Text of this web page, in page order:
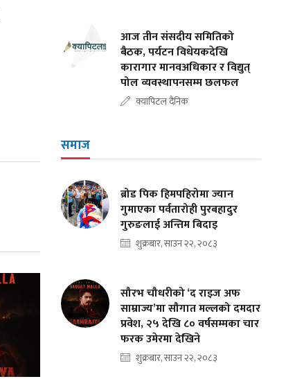
आज तीन संसदीय समितिको
बैठक, पर्यटन विधेयकदेखि
कारागार मानवअधिकार र विद्युत्
पोल व्यवस्थापनसम्म छलफल
क्यापिटल दैनिक
समाज
ब्रोड पिक हिमपहिरोमा ज्यान
गुमाएका पर्वतारोही पुरबहादुर
गुरुङलाई अन्तिम बिदाइ
शुक्रबार, साउन २२, २०८३
सौरभ चौधरीको ‘द राइज अफ
साम्राज्य’मा सौगात मल्लको दमदार
प्रवेश, २५ देखि ८० वर्षसम्मका चार
फरक उमेरमा देखिने
शुक्रबार, साउन २२, २०८३